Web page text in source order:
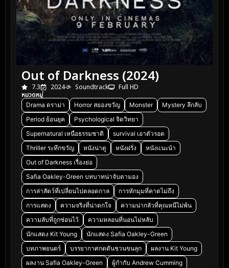
Out of Darkness (2024)
7.3 2024 Soundtrack
Full HD
หมวดหมู่
Drama ดราม่า Horror สยองขวัญ Monster
Mystery ลึกลับ
Period ย้อนยุค
Psychological จิตวิทยา
Supernatural เหนือธรรมชาติ
survival เอาตัวรอด
Thriller ระทึกขวัญ
หนังน่าดู หนังฝรั่ง
หนังแนะนำ
Out of Darkness เรื่องย่อ
Safia Oakley-Green บทบาทน่าจับตามอง
การล่าสัตว์ที่เปลี่ยนไปตลอดกาล
การหักมุมที่คาดไม่ถึง
การแสดง
ความจริงที่น่าตกใจ
ความน่ากลัวที่คุณหนีไม่พ้น
ความลับที่ถูกซ่อนไว้
ความหลอนที่นอนไม่หลับ
นักแสดง Kit Young
นักแสดง Safia Oakley-Green
บทภาพยนตร์
บรรยากาศกดดันชวนขนลุก
ผลงาน Kit Young
ผลงาน Safia Oakley-Green
ผู้กำกับ Andrew Cumming